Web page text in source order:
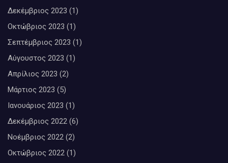
Δεκέμβριος 2023 (1)
Οκτώβριος 2023 (1)
Σεπτέμβριος 2023 (1)
Αύγουστος 2023 (1)
Απρίλιος 2023 (2)
Μάρτιος 2023 (5)
Ιανουάριος 2023 (1)
Δεκέμβριος 2022 (6)
Νοέμβριος 2022 (2)
Οκτώβριος 2022 (1)